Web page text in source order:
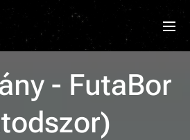
- FutaBor